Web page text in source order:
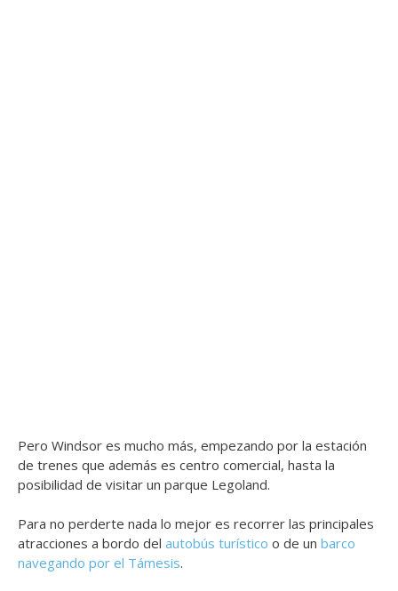
Pero Windsor es mucho más, empezando por la estación
de trenes que además es centro comercial, hasta la
posibilidad de visitar un parque Legoland.
Para no perderte nada lo mejor es recorrer las principales
atracciones a bordo del autobús turístico o de un barco
navegando por el Támesis.